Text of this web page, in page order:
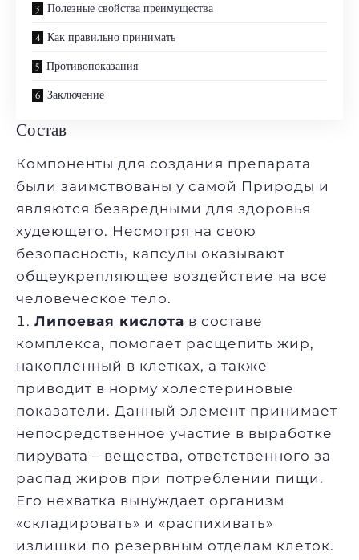
Полезные свойства преимущества
Как правильно принимать
Противопоказания
Заключение
Состав
Компоненты для создания препарата
были заимствованы у самой Природы и
являются безвредными для здоровья
худеющего. Несмотря на свою
безопасность, капсулы оказывают
общеукрепляющее воздействие на все
человеческое тело.
Липоевая кислота в составе
комплекса, помогает расщепить жир,
накопленный в клетках, а также
приводит в норму холестериновые
показатели. Данный элемент принимает
непосредственное участие в выработке
пирувата – вещества, ответственного за
распад жиров при потреблении пищи.
Его нехватка вынуждает организм
«складировать» и «распихивать»
излишки по резервным отделам клеток.